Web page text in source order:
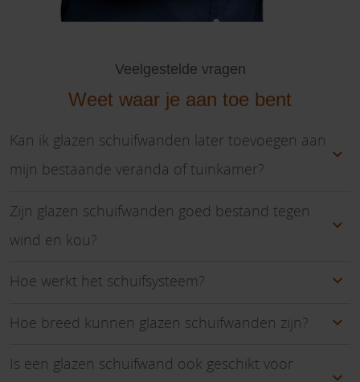
Veelgestelde vragen
Weet waar je aan toe bent
Kan ik glazen schuifwanden later toevoegen aan
mijn bestaande veranda of tuinkamer?
Zijn glazen schuifwanden goed bestand tegen
wind en kou?
Hoe werkt het schuifsysteem?
Hoe breed kunnen glazen schuifwanden zijn?
Is een glazen schuifwand ook geschikt voor